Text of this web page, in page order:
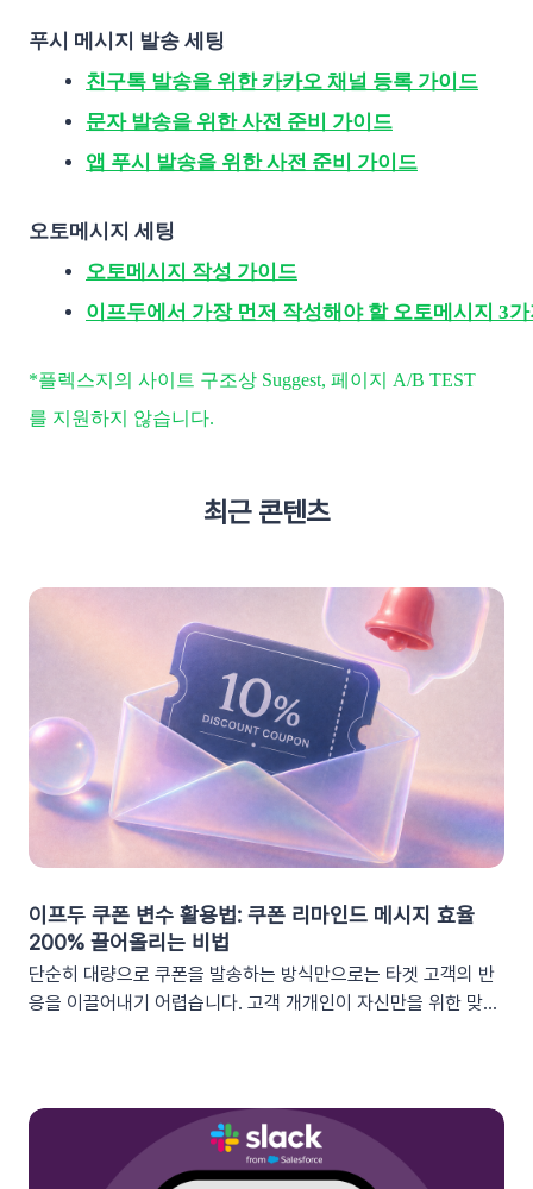
푸시 메시지 발송 세팅
친구톡 발송을 위한 카카오 채널 등록 가이드
문자 발송을 위한 사전 준비 가이드
앱 푸시 발송을 위한 사전 준비 가이드
오토메시지 세팅
오토메시지 작성 가이드
이프두에서 가장 먼저 작성해야 할 오토메시지 3
*플렉스지의 사이트 구조상 Suggest, 페이지 A/B TEST
를 지원하지 않습니다.
최근 콘텐츠
이프두 쿠폰 변수 활용법: 쿠폰 리마인드 메시지 효율
200% 끌어올리는 비법
단순히 대량으로 쿠폰을 발송하는 방식만으로는 타겟 고객의 반
응을 이끌어내기 어렵습니다. 고객 개개인이 자신만을 위한 맞춤
‘쿠폰 변수’ 알아보기쿠폰 코드와 발급일 등 푸시 메시지에 사용
가능한 쿠폰 데이터가 확장되었습니다. 핵심적인 쿠폰 데이터들
을 즉시 활용할 수 있습니다.BeforeAfter쿠폰 변수 사용 가능